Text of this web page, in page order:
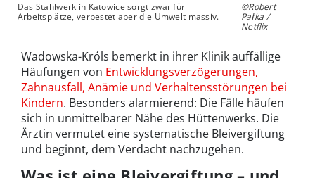
Das Stahlwerk in Katowice sorgt zwar für
Arbeitsplätze, verpestet aber die Umwelt massiv.
©Robert
Pałka /
Netflix
Wadowska-Króls bemerkt in ihrer Klinik auffällige
Häufungen von Entwicklungsverzögerungen,
Zahnausfall, Anämie und Verhaltensstörungen bei
Kindern. Besonders alarmierend: Die Fälle häufen
sich in unmittelbarer Nähe des Hüttenwerks. Die
Ärztin vermutet eine systematische Bleivergiftung
und beginnt, dem Verdacht nachzugehen.